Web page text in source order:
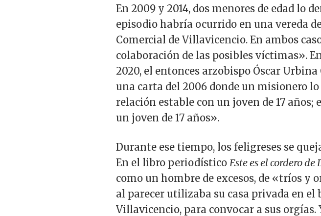
En 2009 y 2014, dos menores de edad lo
episodio habría ocurrido en una vereda
Comercial de Villavicencio. En ambos
colaboración de las posibles víctimas».
2020, el entonces arzobispo Óscar
una carta del 2006 donde un misionero
relación estable con un joven de 17 años;
un joven de 17 años».
Durante ese tiempo, los feligreses se
En el libro periodístico Este es el cordero de
como un hombre de excesos, de «tríos y
al parecer utilizaba su casa privada en el
Villavicencio, para convocar a sus